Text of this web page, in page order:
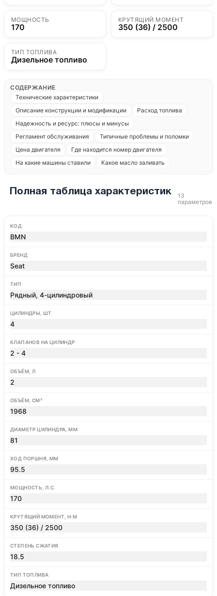
МОЩНОСТЬ
170
КРУТЯЩИЙ МОМЕНТ
350 (36) / 2500
ТИП ТОПЛИВА
Дизельное топливо
СОДЕРЖАНИЕ
Технические характеристики
Описание конструкции и модификации
Расход топлива
Надежность и ресурс: плюсы и минусы
Регламент обслуживания
Типичные проблемы и поломки
Цена двигателя
Где находится номер двигателя
На какие машины ставили
Какое масло заливать
Полная таблица характеристик
13
параметров
КОД
BMN
БРЕНД
Seat
ТИП
Рядный, 4-цилиндровый
ЦИЛИНДРЫ, ШТ
4
КЛАПАНОВ НА ЦИЛИНДР
2 - 4
ОБЪЁМ, Л
2
ОБЪЁМ, СМ³
1968
ДИАМЕТР ЦИЛИНДРА, ММ
81
ХОД ПОРШНЯ, ММ
95.5
МОЩНОСТЬ, Л.С.
170
КРУТЯЩИЙ МОМЕНТ, Н·М
350 (36) / 2500
СТЕПЕНЬ СЖАТИЯ
18.5
ТИП ТОПЛИВА
Дизельное топливо